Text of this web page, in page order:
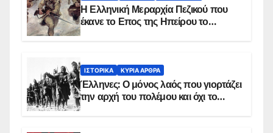
Η Ελληνική Μεραρχία Πεζικού που
έκανε το Επος της Ηπείρου το
ΙΣΤΟΡΙΚΆ ΚΥΡΙΑ ΑΡΘΡΑ
Έλληνες: Ο μόνος λαός που γιορτάζει
την αρχή του πολέμου και όχι το